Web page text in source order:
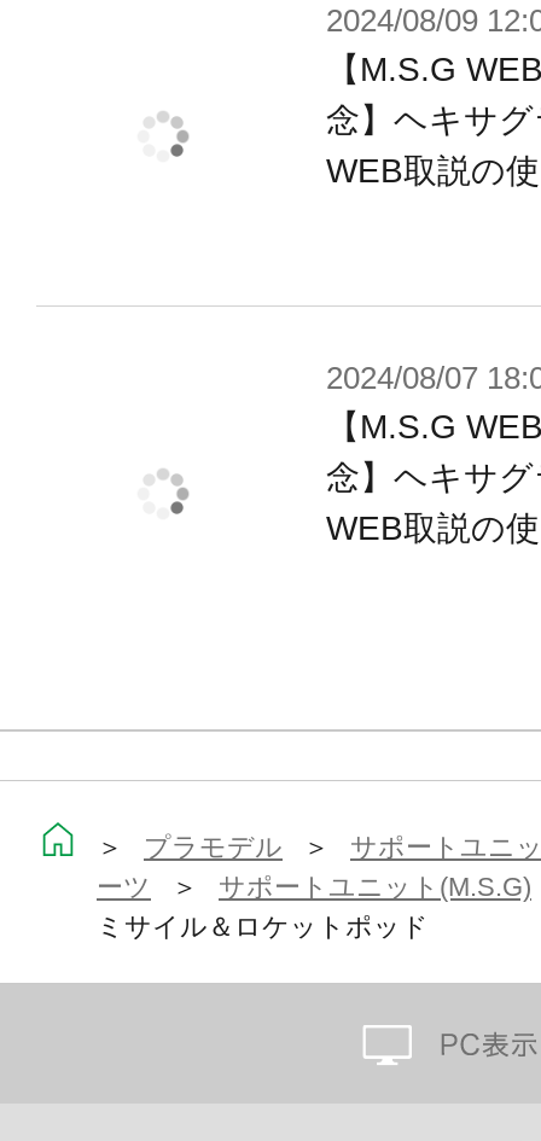
※画像は試作品です。実際の商品と
ます。また撮影用に塗装されており
※本製品はお客様ご自身で組み立て
2024/08/09
【M.S.G
念】ヘキサ
WEB取説の
2024/08/07
【M.S.G
念】ヘキサ
WEB取説の
＞ プラモデル ＞ サポートユニ
ーツ
＞ サポートユニット(M.S.G)
ミサイル＆ロケットポッド